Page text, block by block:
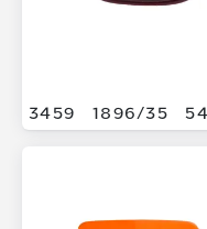
3459 1896/35